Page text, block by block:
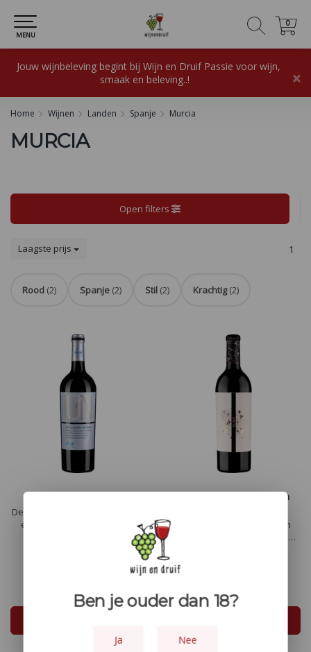
0
0
MENU
Jouw wijnbeleving begint bij Wijn en Druif Passie voor wijn,
smaak en beleving..!
×
Home Wijnen Landen Spanje Murcia
MURCIA
Open filters
Laagste prijs 1
Rood (2) Spanje (2) Stil (2) Krachtig (2)
Finca Luzon crianza
Deze Finca Luzon crianza heeft
een robijnrode met paarse
gloed. In de neus wat zwarte
bessen en pruimen. Tonen van
munt en viooltjes. In de smaak
en zoete, gulle tannines.
Luzón Alma de Luzón
Vol en fruitig. Expressief en
intens. Gebalanceerd met
Specerijen, bramen, pruimen,
Heerlijk bij lamskoteletten met
Ben je ouder dan 18?
Ja Nee